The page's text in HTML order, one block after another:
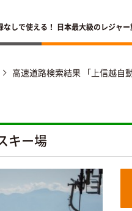
なしで使える！ 日本最大級のレジャ
高速道路検索結果 「上信越自動
キー場